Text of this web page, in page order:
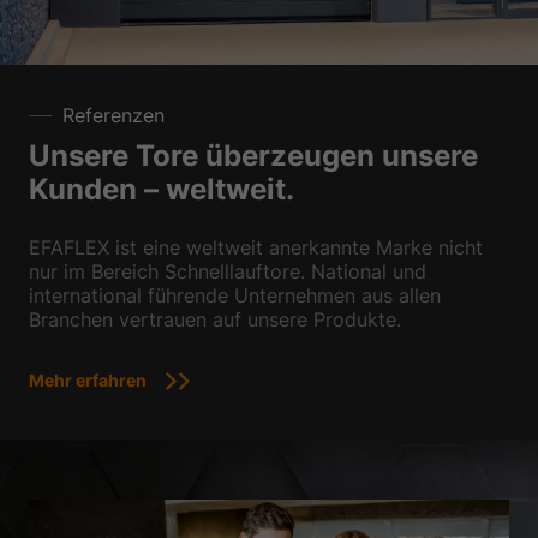
Referenzen
Unsere Tore überzeugen unsere
Kunden – weltweit.
EFAFLEX ist eine weltweit anerkannte Marke nicht
nur im Bereich Schnelllauftore. National und
international führende Unternehmen aus allen
Branchen vertrauen auf unsere Produkte.
Mehr erfahren
Datenschutzerklärung Impressum